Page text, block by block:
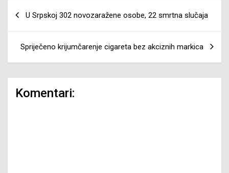
članaka
U Srpskoj 302 novozaražene оsоbе, 22 smrtnа slučаја
Spriječeno krijumčarenje cigareta bez akciznih markica
Komentari: